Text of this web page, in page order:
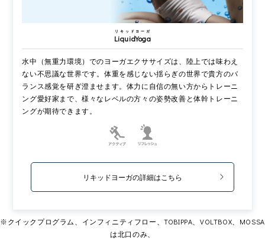
LiquidYoga
リキッドヨーガ
水中（無重力環境）でのヨーガエクササイズは、陸上では味わえ
ない不思議な世界です。体重を感じない揺らぎの世界で貴方のバ
ランス感覚を研ぎ澄ませます。体力に自信の無い方からトレーニ
ング愛好家まで、様々なレベルの方々の姿勢改善と体幹トレーニ
ングが期待できます。
リキッドヨーガの詳細はこちら
※クイックプログラム、インフィニティフロー、TOBIPPA、VOLTBOX、MOSSA
は北口のみ、